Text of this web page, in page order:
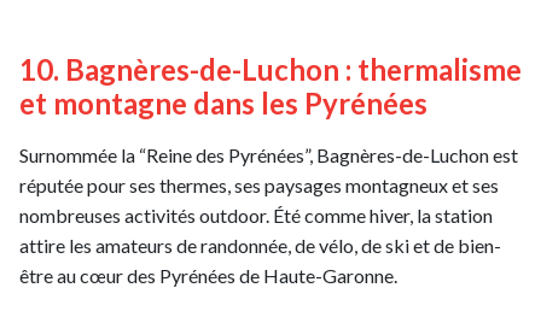
10. Bagnères-de-Luchon : thermalisme
et montagne dans les Pyrénées
Surnommée la “Reine des Pyrénées”, Bagnères-de-Luchon est
réputée pour ses thermes, ses paysages montagneux et ses
nombreuses activités outdoor. Été comme hiver, la station
attire les amateurs de randonnée, de vélo, de ski et de bien-
être au cœur des Pyrénées de Haute-Garonne.